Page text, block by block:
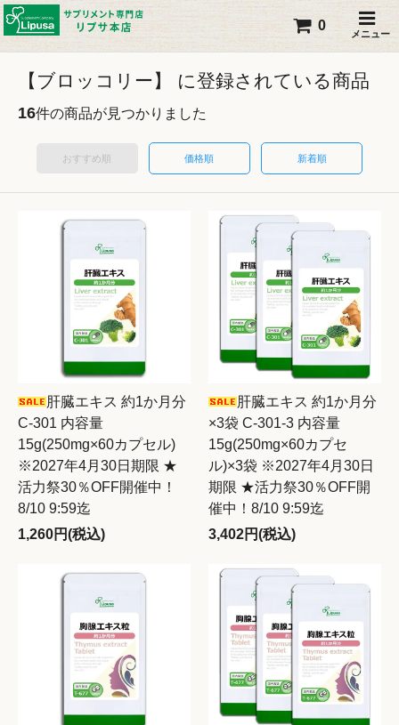
メニュー
0
【ブロッコリー】 に登録されている商品
16件の商品が見つかりました
おすすめ順 価格順 新着順
肝臓エキス 約1か月分
C-301 内容量
15g(250mg×60カプセル)
※2027年4月30日期限 ★
活力祭30％OFF開催中！
8/10 9:59迄
1,260円(税込)
肝臓エキス 約1か月分
×3袋 C-301-3 内容量
15g(250mg×60カプセ
ル)×3袋 ※2027年4月30日
期限 ★活力祭30％OFF開
催中！8/10 9:59迄
3,402円(税込)